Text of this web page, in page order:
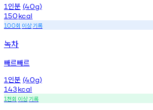
1 인분 (40g)
150kcal
100회 이상기록
녹차
빼르빼르
1 인분 (40g)
143kcal
1천회 이상기록